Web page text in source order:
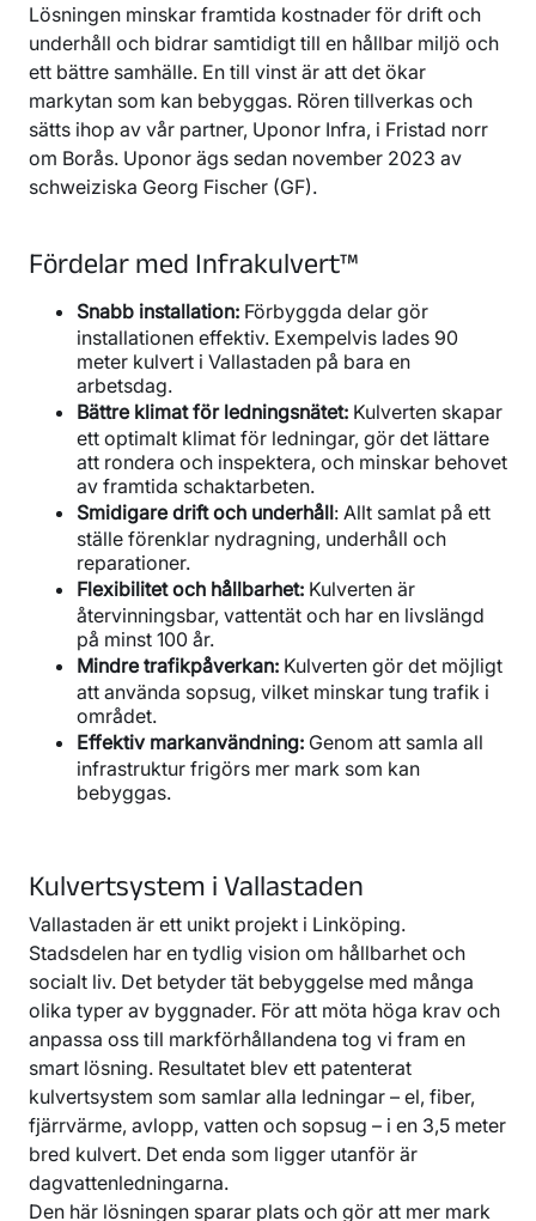
Lösningen minskar framtida kostnader för drift och
underhåll och bidrar samtidigt till en hållbar miljö och
ett bättre samhälle. En till vinst är att det ökar
markytan som kan bebyggas. Rören tillverkas och
sätts ihop av vår partner, Uponor Infra, i Fristad norr
om Borås. Uponor ägs sedan november 2023 av
schweiziska Georg Fischer (GF).
Fördelar med Infrakulvert™
Snabb installation: Förbyggda delar gör
installationen effektiv. Exempelvis lades 90
meter kulvert i Vallastaden på bara en
arbetsdag.
Bättre klimat för ledningsnätet: Kulverten skapar
ett optimalt klimat för ledningar, gör det lättare
att rondera och inspektera, och minskar behovet
av framtida schaktarbeten.
Smidigare drift och underhåll: Allt samlat på ett
ställe förenklar nydragning, underhåll och
reparationer.
Flexibilitet och hållbarhet: Kulverten är
återvinningsbar, vattentät och har en livslängd
på minst 100 år.
Mindre trafikpåverkan: Kulverten gör det möjligt
att använda sopsug, vilket minskar tung trafik i
området.
Effektiv markanvändning: Genom att samla all
infrastruktur frigörs mer mark som kan
bebyggas.
Kulvertsystem i Vallastaden
Vallastaden är ett unikt projekt i Linköping.
Stadsdelen har en tydlig vision om hållbarhet och
socialt liv. Det betyder tät bebyggelse med många
olika typer av byggnader. För att möta höga krav och
anpassa oss till markförhållandena tog vi fram en
smart lösning. Resultatet blev ett patenterat
kulvertsystem som samlar alla ledningar – el, fiber,
fjärrvärme, avlopp, vatten och sopsug – i en 3,5 meter
bred kulvert. Det enda som ligger utanför är
dagvattenledningarna.
Den här lösningen sparar plats och gör att mer mark